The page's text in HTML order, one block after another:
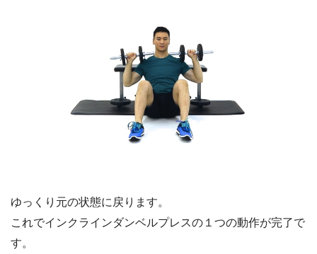
ゆっくり元の状態に戻ります。
これでインクラインダンベルプレスの１つの動作が完了で
す。